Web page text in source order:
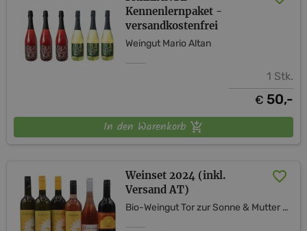
Kennenlernpaket -
versandkostenfrei
Weingut Mario Altan
1 Stk.
€ 50,-
In den Warenkorb
Weinset 2024 (inkl.
Versand AT)
Bio-Weingut Tor zur Sonne & Mutter Erde Shop